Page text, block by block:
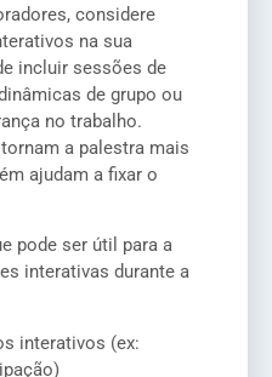
considere
na sua
incluir sessões de
de grupo ou
no trabalho.
a palestra mais
ajudam a fixar o
pode ser útil para a
interativas durante a
interativos (ex: